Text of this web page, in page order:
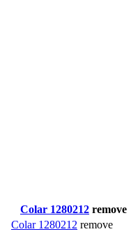
Colar 1280212 remove
Colar 1280212 remove